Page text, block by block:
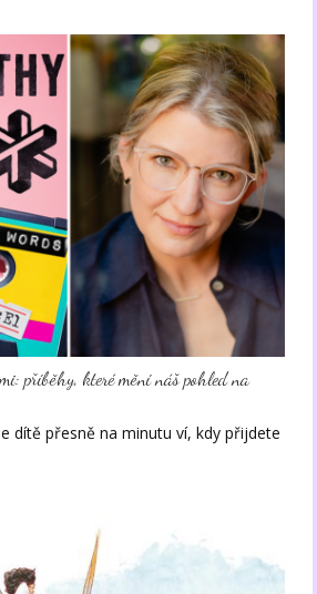
příběhy, které mění náš pohled na
dítě přesně na minutu ví, kdy přijdete